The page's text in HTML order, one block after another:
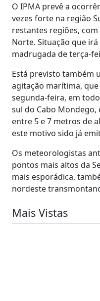
O IPMA prevê a
vezes forte na região
restantes regiões,
Norte. Situação que
madrugada de terça-
Está previsto também
agitação marítima,
segunda-feira, em
sul do Cabo
entre 5 e 7 metros de
este motivo sido já
Os meteorologistas
pontos mais altos da
mais esporádica,
nordeste
Mais Vistas